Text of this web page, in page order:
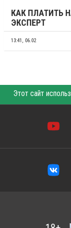
КАК ПЛАТИТЬ
ЭКСПЕРТ
13:41, 06.02